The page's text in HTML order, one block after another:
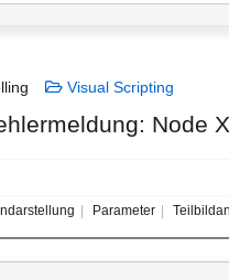
Visual Scripting
Node
Parameter